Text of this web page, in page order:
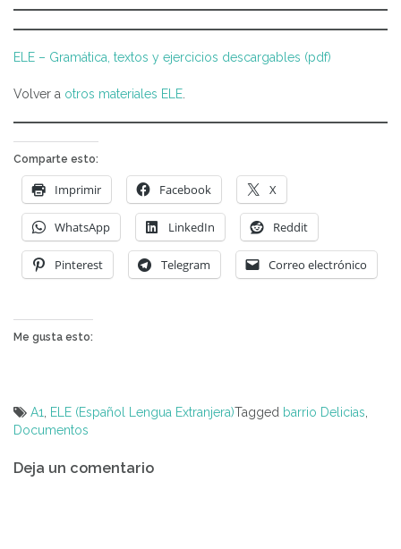
ELE – Gramática, textos y ejercicios descargables (pdf)
Volver a otros materiales ELE
Comparte esto:
Imprimir Facebook X
WhatsApp LinkedIn Reddit
Pinterest Telegram Correo electrónico
Me gusta esto:
A1 ELE (Español Lengua Extranjera)Tagged barrio Delicias
Documentos
de
Deja un comentario